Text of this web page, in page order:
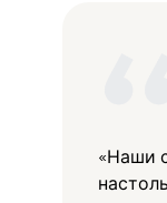
«Наши